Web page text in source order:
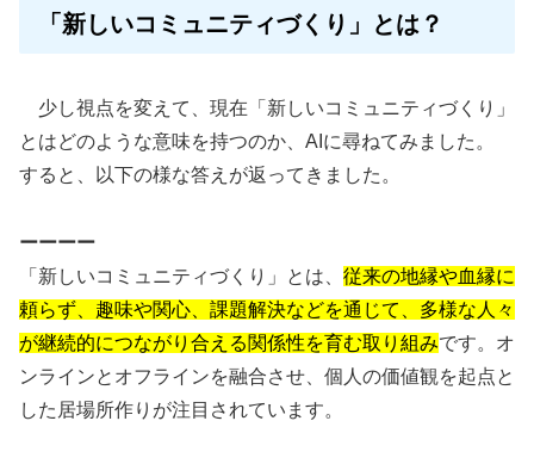
「新しいコミュニティづくり」とは？
少し視点を変えて、現在「新しいコミュニティづくり」
とはどのような意味を持つのか、AIに尋ねてみました。
すると、以下の様な答えが返ってきました。
ーーーー
「新しいコミュニティづくり」とは、 従来の地縁や血縁に
頼らず、趣味や関心、課題解決などを通じて、多様な人々
が継続的につながり合える関係性を育む取り組みです。オ
ンラインとオフラインを融合させ、個人の価値観を起点と
した居場所作りが注目されています。